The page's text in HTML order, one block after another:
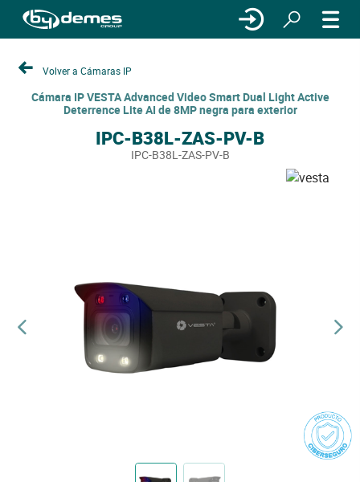
Volver a Cámaras IP
Cámara IP VESTA Advanced Video Smart Dual Light Active
Deterrence Lite AI de 8MP negra para exterior
IPC-B38L-ZAS-PV-B
IPC-B38L-ZAS-PV-B